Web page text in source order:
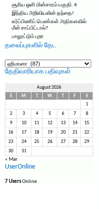
சூரிய ஒளி மின்சாரம்-பகுதி. 4
இந்திய அறிவியலின் தந்தை!
கர்ப்பிணிப் பெண்கள் அதிகளவில்
மீன் சாப்பிட்டால்?
பாலூட்டும் புறா
தலைப்புகளில் தேட
தலைப்புகளில்
தேட
தேதிவாரியாக பதிவுகள்
August 2026
S
M W F
S
1
2 3 4 5 6 7 8
9 10 11 12 13 14 15
16 17 18 19 20 21 22
23 24 25 26 27 28 29
30 31
« Mar
UserOnline
7 UsersOnline